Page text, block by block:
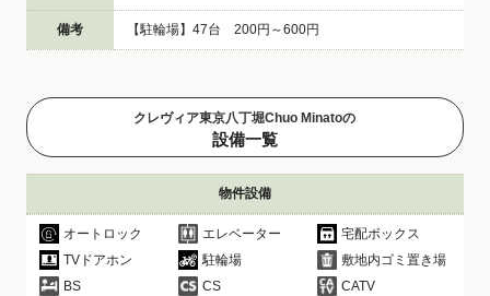
備考 【駐輪場】47台 200円～600円
クレヴィア東京八丁堀Chuo Minatoの
設備一覧
物件設備
オートロック エレベーター
宅配ボックス
TVドアホン
駐輪場
敷地内ゴミ置き場
BS
CS
CATV